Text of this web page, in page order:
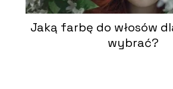
Jaką farbę do włosów
wybrać?